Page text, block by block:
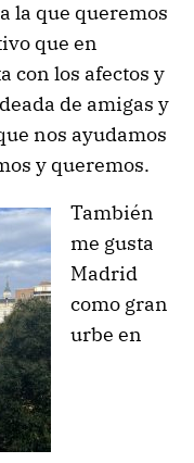
la que queremos
que en
con los afectos y
de amigas y
nos ayudamos
y queremos.
También
me gusta
Madrid
como gran
urbe en